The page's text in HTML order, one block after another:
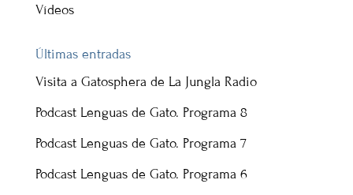
Vídeos
Últimas entradas
Visita a Gatosphera de La Jungla Radio
Podcast Lenguas de Gato. Programa 8
Podcast Lenguas de Gato. Programa 7
Podcast Lenguas de Gato. Programa 6